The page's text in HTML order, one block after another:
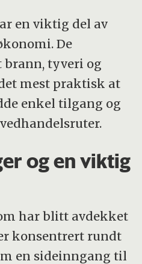
en viktig del av
De
tyveri og
mest praktisk at
enkel tilgang og
og en viktig
har blitt avdekket
konsentrert rundt
en sideinngang til